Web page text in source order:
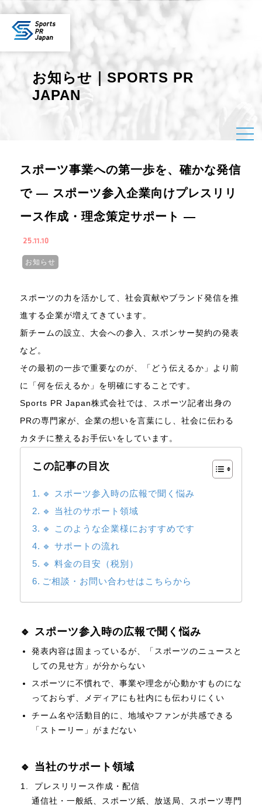
お知らせ｜SPORTS PR
JAPAN
スポーツ事業への第一歩を、確かな発信
で ― スポーツ参入企業向けプレスリリ
ース作成・理念策定サポート ―
25.11.10
お知らせ
スポーツの力を活かして、社会貢献やブランド発信を推
進する企業が増えてきています。
新チームの設立、大会への参入、スポンサー契約の発表
など。
その最初の一歩で重要なのが、「どう伝えるか」より前
に「何を伝えるか」を明確にすることです。
Sports PR Japan株式会社では、スポーツ記者出身の
PRの専門家が、企業の想いを言葉にし、社会に伝わる
カタチに整えるお手伝いをしています。
この記事の目次
🔹 スポーツ参入時の広報で聞く悩み
🔹 当社のサポート領域
🔹 このような企業様におすすめです
🔹 サポートの流れ
🔹 料金の目安（税別）
ご相談・お問い合わせはこちらから
🔹 スポーツ参入時の広報で聞く悩み
発表内容は固まっているが、「スポーツのニュースと
しての見せ方」が分からない
スポーツに不慣れで、事業や理念が心動かすものにな
っておらず、メディアにも社内にも伝わりにくい
チーム名や活動目的に、地域やファンが共感できる
「ストーリー」がまだない
🔹 当社のサポート領域
プレスリリース作成・配信
通信社・一般紙、スポーツ紙、放送局、スポーツ専門